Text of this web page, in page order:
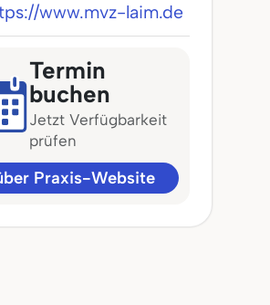
www.mvz-laim.de
Termin
buchen
Jetzt Verfügbarkeit
prüfen
Praxis-Website